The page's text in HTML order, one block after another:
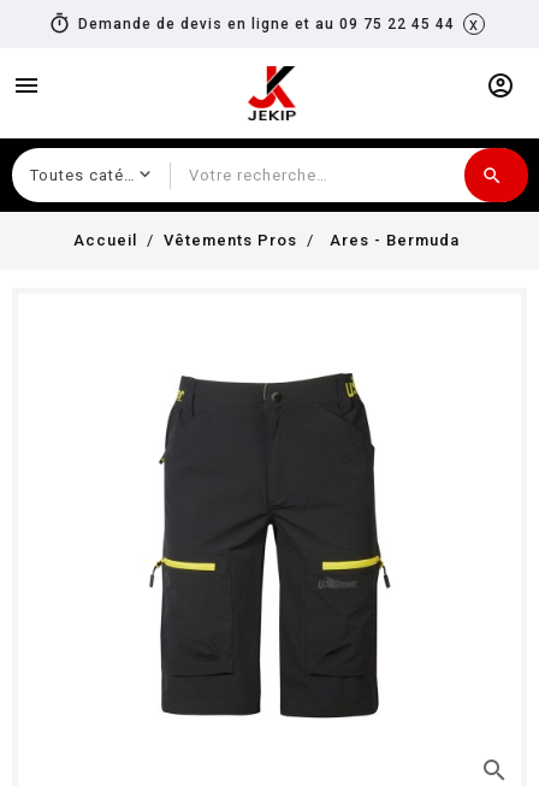
timer Demande de devis en ligne et au 09 75 22 45 44 x
menu account_circle
search
Accueil Vêtements Pros Ares - Bermuda
search